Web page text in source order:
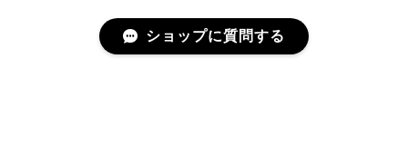
ショップに質問する